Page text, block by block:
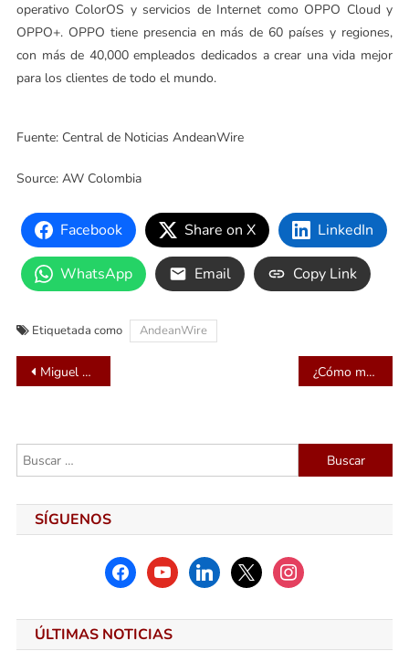
operativo ColorOS y servicios de Internet como OPPO Cloud y
OPPO+. OPPO tiene presencia en más de 60 países y regiones,
con más de 40,000 empleados dedicados a crear una vida mejor
para los clientes de todo el mundo.
Fuente: Central de Noticias AndeanWire
Source: AW Colombia
Facebook Share on X LinkedIn
WhatsApp Email Copy Link
Etiquetada como AndeanWire
Navegación
entradas
Miguel Martín, CEO de ISOTools, destaca su compromiso con la Ciberseguridad en el III Congreso de Ciberseguridad de Andalucía ¿Cómo mejorar la vida crediticia para acceder a financiación empresarial? Conoce las recomendaciones que Iris Neofinanciera entrega a los empresarios
Buscar:
SÍGUENOS
facebookyoutubelinkedinx instagram
ÚLTIMAS NOTICIAS